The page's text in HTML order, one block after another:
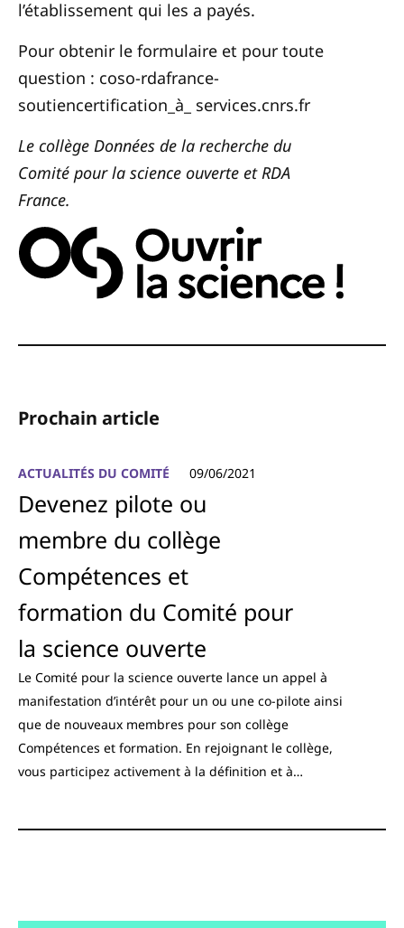
l’établissement qui les a payés.
Pour obtenir le formulaire et pour toute
question : coso-rdafrance-
soutiencertification_à_ services.cnrs.fr
Le collège Données de la recherche du
Comité pour la science ouverte et RDA
France.
Prochain article
ACTUALITÉS DU COMITÉ 09/06/2021
Devenez pilote ou
membre du collège
Compétences et
formation du Comité pour
la science ouverte
Le Comité pour la science ouverte lance un appel à
manifestation d’intérêt pour un ou une co-pilote ainsi
que de nouveaux membres pour son collège
Compétences et formation. En rejoignant le collège,
vous participez activement à la définition et à…